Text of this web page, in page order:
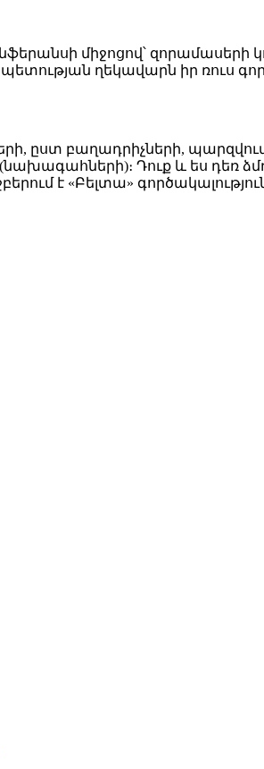
միջոցով՝ զորամասերի
ղեկավարն իր ռուս
ըստ բաղադրիչների,
Դուք և ես դեռ
է «Բելտա»